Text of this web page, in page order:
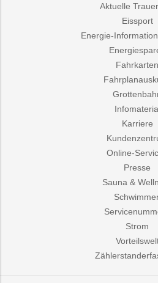
Aktuelle
Eissport
Energie-
Fahrkarten
Karriere
Online-
Presse
Sauna &
Strom